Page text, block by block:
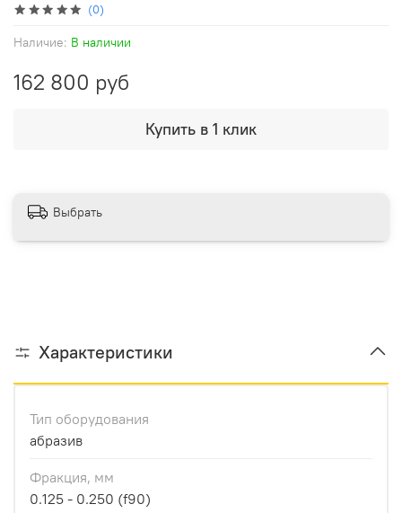
(0)
Наличие: В наличии
162 800 руб
Купить в 1 клик
Выбрать
Характеристики
Тип оборудования
абразив
Фракция, мм
0.125 - 0.250 (f90)